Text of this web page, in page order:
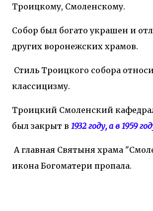
Троицкому, Смоленскому.
Собор был богато украшен и
других воронежских храмов.
Стиль Троицкого собора
классицизму.
Троицкий Смоленский
был закрыт в 1932 году, а в 1959
А главная Святыня храма
икона Богоматери пропала.